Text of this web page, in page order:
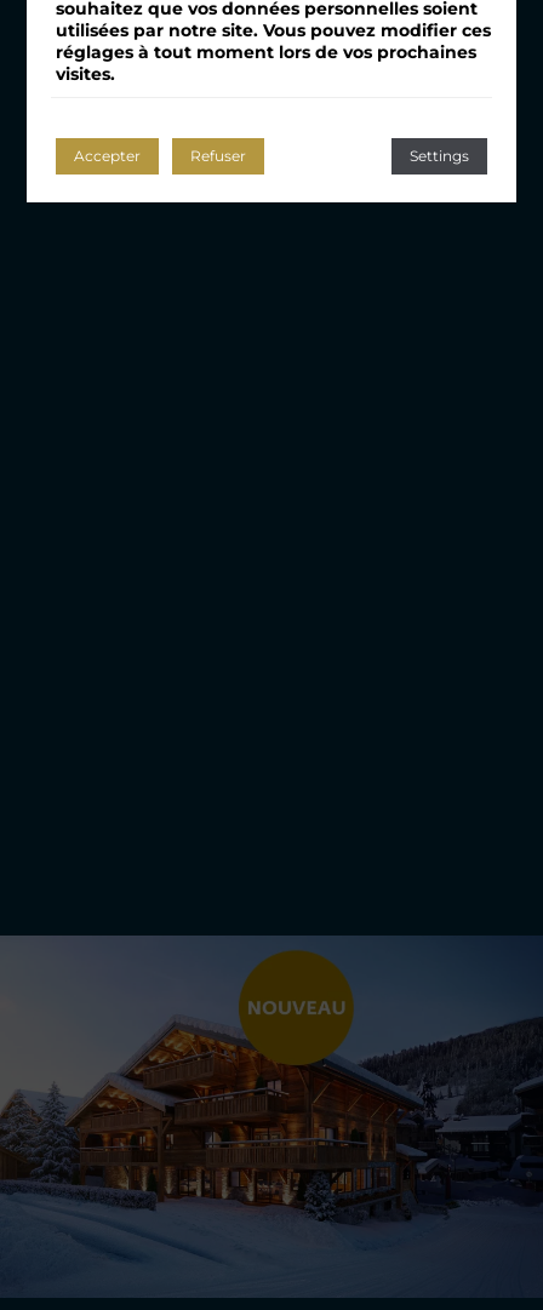
souhaitez que vos données personnelles soient
utilisées par notre site. Vous pouvez modifier ces
réglages à tout moment lors de vos prochaines
visites.
Accepter Settings
Refuser